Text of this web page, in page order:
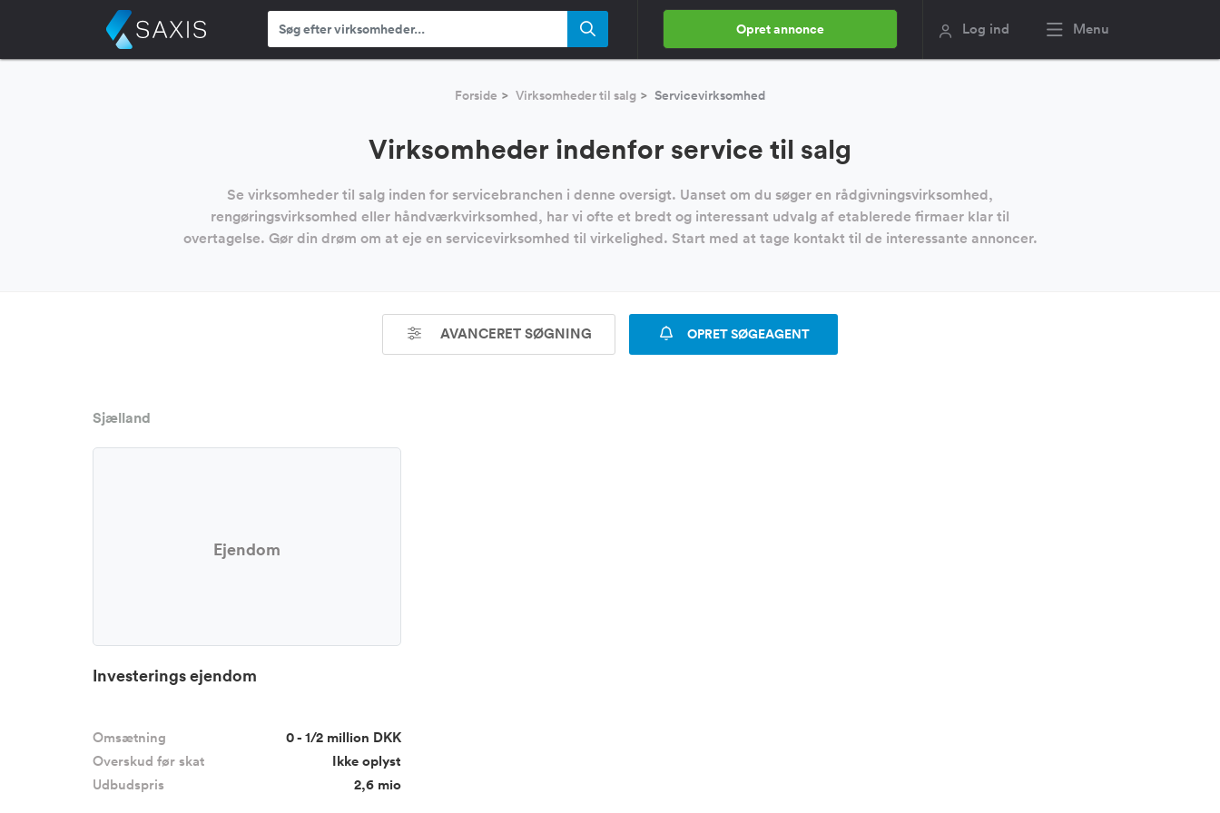
Opret annonce Log ind Menu
Forside Virksomheder til salg Servicevirksomhed
Virksomheder indenfor service til salg
Se virksomheder til salg inden for servicebranchen i denne oversigt. Uanset om du søger en rådgivningsvirksomhed,
rengøringsvirksomhed eller håndværkvirksomhed, har vi ofte et bredt og interessant udvalg af etablerede firmaer klar til
overtagelse. Gør din drøm om at eje en servicevirksomhed til virkelighed. Start med at tage kontakt til de interessante annoncer.
AVANCERET SØGNING OPRET SØGEAGENT
Sjælland
Ejendom
Investerings ejendom
Omsætning
0 - 1/2 million DKK
Overskud før skat
Ikke oplyst
Udbudspris
2,6 mio